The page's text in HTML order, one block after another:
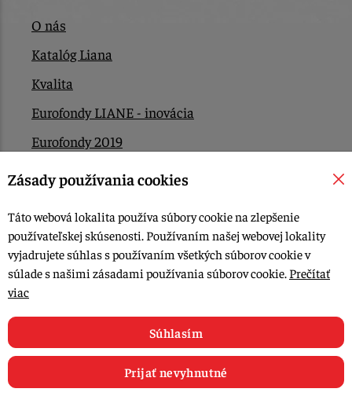
O nás
Katalóg Liana
Kvalita
Eurofondy LIANE - inovácia
Eurofondy 2019
Eurofondy 2022/2023
Kontakt
© 2015-2026, LIANA GOLIAŠ s.r.o. všetky práva vyhradené.
Upraviť nastavenia Cookies
Zásady používania cookies
Táto webová lokalita používa súbory cookie na zlepšenie
používateľskej skúsenosti. Používaním našej webovej lokality
vyjadrujete súhlas s používaním všetkých súborov cookie v
súlade s našimi zásadami používania súborov cookie. Prečítať
viac
Súhlasím
Prijať nevyhnutné